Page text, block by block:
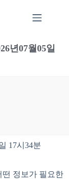
년07월05일
17시34분
떤 정보가 필요한